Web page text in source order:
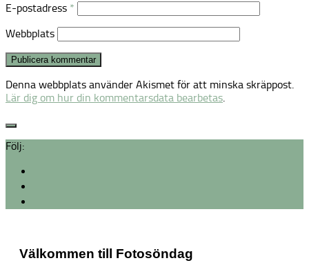
E-postadress *
Webbplats
Denna webbplats använder Akismet för att minska skräppost.
Lär dig om hur din kommentarsdata bearbetas
Följ:
Välkommen till Fotosöndag